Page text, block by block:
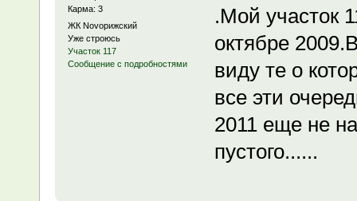
Карма: 3
ЖК Novoрижский
Уже строюсь
Участок 117
Сообщение с подробностями
.Мой участок
октябре
виду те о
все эти
2011 еще не
пустого......